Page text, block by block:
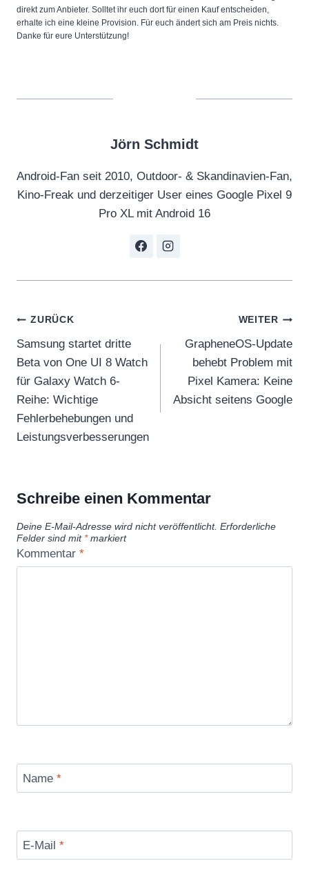
direkt zum Anbieter. Solltet ihr euch dort für einen Kauf entscheiden,
erhalte ich eine kleine Provision. Für euch ändert sich am Preis nichts.
Danke für eure Unterstützung!
Jörn Schmidt
Android-Fan seit 2010, Outdoor- & Skandinavien-Fan,
Kino-Freak und derzeitiger User eines Google Pixel 9
Pro XL mit Android 16
Beitragsnavigation
ZURÜCK
Samsung startet dritte
Beta von One UI 8 Watch
für Galaxy Watch 6-
Reihe: Wichtige
Fehlerbehebungen und
Leistungsverbesserungen
WEITER
GrapheneOS-Update
behebt Problem mit
Pixel Kamera: Keine
Absicht seitens Google
Schreibe einen Kommentar
Deine E-Mail-Adresse wird nicht veröffentlicht. Erforderliche
Felder sind mit *markiert
Kommentar *
Name *
E-Mail *